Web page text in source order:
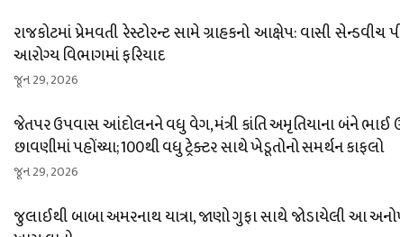
રાજકોટમાં પ્રેમવતી રેસ્ટોરન્ટ સામે ગ્રાહકનો આક્ષેપ: વાસી સેન્ડવીચ
આરોગ્ય વિભાગમાં ફરિયાદ
જૂન 29, 2026
જેતપર ઉપવાસ આંદોલનને વધુ વેગ, મંત્રી કાંતિ અમૃતિયાના બંને ભાઈ
છાવણીમાં પહોંચ્યા; 100થી વધુ ટ્રેક્ટર સાથે ખેડૂતોનો સમર્થન કાફલો
જૂન 29, 2026
જુલાઈથી બાબા અમરનાથ યાત્રા, જાણો ગુફા સાથે જોડાયેલી આ